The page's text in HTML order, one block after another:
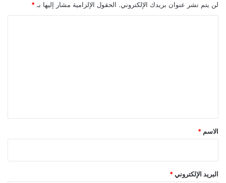
لن يتم نشر عنوان بريدك الإلكتروني. الحقول الإلزامية مشار إليها بـ *
*
الاسم *
البريد الإلكتروني *